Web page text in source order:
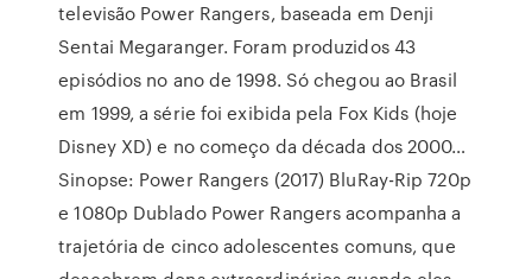
televisão Power Rangers, baseada em Denji
Sentai Megaranger. Foram produzidos 43
episódios no ano de 1998. Só chegou ao Brasil
em 1999, a série foi exibida pela Fox Kids (hoje
Disney XD) e no começo da década dos 2000…
Sinopse: Power Rangers (2017) BluRay-Rip 720p
e 1080p Dublado Power Rangers acompanha a
trajetória de cinco adolescentes comuns, que